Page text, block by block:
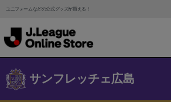
ユニフォームなどの公式グッズが買える！
サンフレッチェ広島